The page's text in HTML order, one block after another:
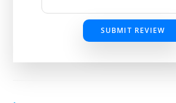
SUBMIT REVIEW